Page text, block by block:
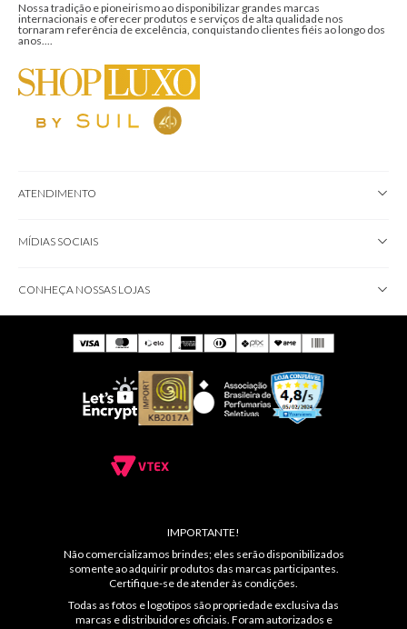
Nossa tradição e pioneirismo ao disponibilizar grandes marcas
internacionais e oferecer produtos e serviços de alta qualidade nos
tornaram referência de excelência, conquistando clientes fiéis ao longo dos
anos....
ATENDIMENTO
MÍDIAS SOCIAIS
CONHEÇA NOSSAS LOJAS
IMPORTANTE!
Não comercializamos brindes; eles serão disponibilizados
somente ao adquirir produtos das marcas participantes.
Certifique-se de atender às condições.
Todas as fotos e logotipos são propriedade exclusiva das
marcas e distribuidores oficiais. Foram autorizados e